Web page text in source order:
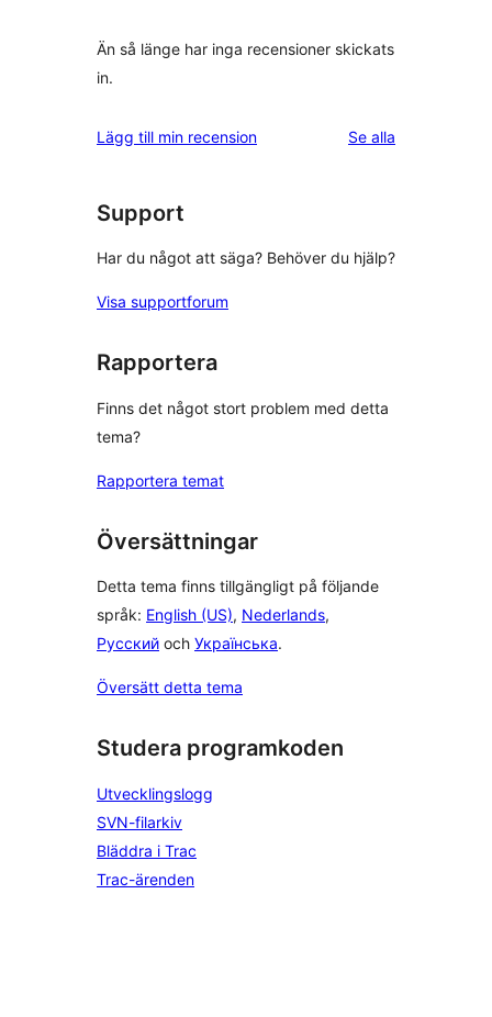
Än så länge har inga recensioner skickats
in.
Lägg till min recension Se alla
Support
Har du något att säga? Behöver du hjälp?
Visa supportforum
Rapportera
Finns det något stort problem med detta
tema?
Rapportera temat
Översättningar
Detta tema finns tillgängligt på följande
språk: English (US), Nederlands,
Русский och Українська.
Översätt detta tema
Studera programkoden
Utvecklingslogg
SVN-filarkiv
Bläddra i Trac
Trac-ärenden